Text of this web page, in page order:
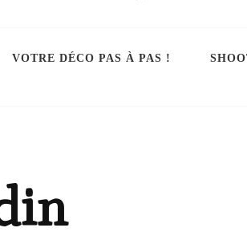
VOTRE DÉCO PAS À PAS !